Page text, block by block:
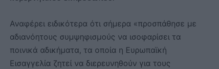
Αναφέρει ειδικότερα ότι σήμερα «προσπάθησε με
αδιανόητους συμψηφισμούς να ισοφαρίσει τα
ποινικά αδικήματα, τα οποία η Ευρωπαϊκή
Εισαγγελία ζητεί να διερευνηθούν για τους